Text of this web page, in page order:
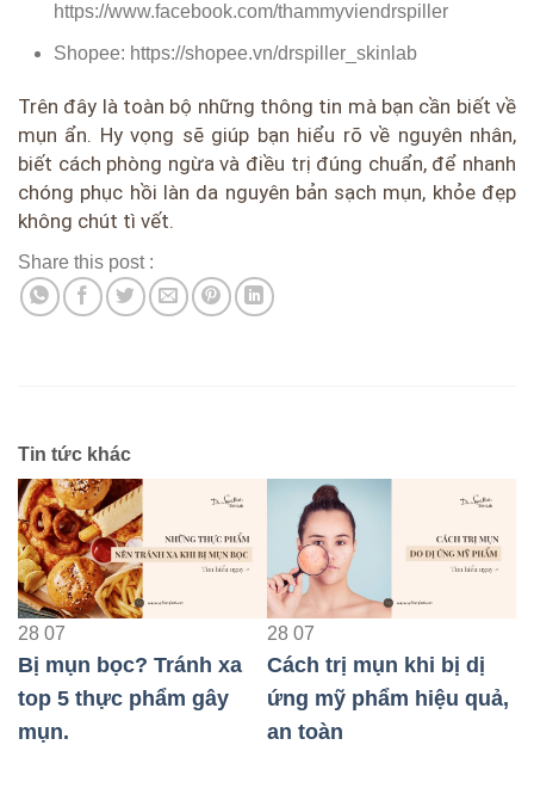
https://www.facebook.com/thammyviendrspiller
Shopee: https://shopee.vn/drspiller_skinlab
Trên đây là toàn bộ những thông tin mà bạn cần biết về
mụn ẩn. Hy vọng sẽ giúp bạn hiểu rõ về nguyên nhân,
biết cách phòng ngừa và điều trị đúng chuẩn, để nhanh
chóng phục hồi làn da nguyên bản sạch mụn, khỏe đẹp
không chút tì vết.
Share this post :
Tin tức khác
28 07
Cách trị mụn khi bị dị
ứng mỹ phẩm hiệu quả,
an toàn
28 07
Vitamin trị mụn tuổi dậy
thì: Giải pháp hiệu quả
cho da